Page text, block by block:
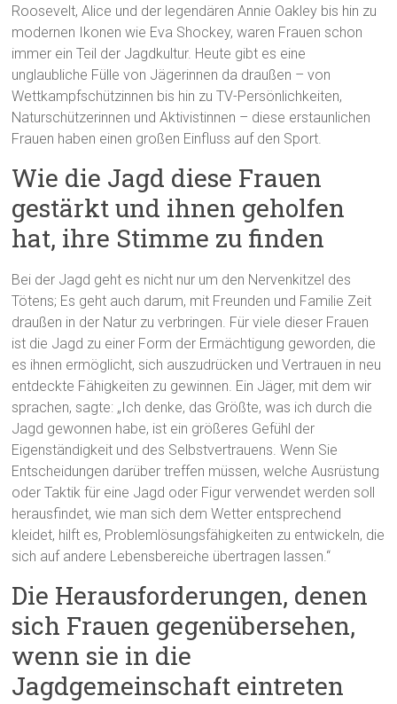
Roosevelt, Alice und der legendären Annie Oakley bis hin zu
modernen Ikonen wie Eva Shockey, waren Frauen schon
immer ein Teil der Jagdkultur. Heute gibt es eine
unglaubliche Fülle von Jägerinnen da draußen – von
Wettkampfschützinnen bis hin zu TV-Persönlichkeiten,
Naturschützerinnen und Aktivistinnen – diese erstaunlichen
Frauen haben einen großen Einfluss auf den Sport.
Wie die Jagd diese Frauen
gestärkt und ihnen geholfen
hat, ihre Stimme zu finden
Bei der Jagd geht es nicht nur um den Nervenkitzel des
Tötens; Es geht auch darum, mit Freunden und Familie Zeit
draußen in der Natur zu verbringen. Für viele dieser Frauen
ist die Jagd zu einer Form der Ermächtigung geworden, die
es ihnen ermöglicht, sich auszudrücken und Vertrauen in neu
entdeckte Fähigkeiten zu gewinnen. Ein Jäger, mit dem wir
sprachen, sagte: „Ich denke, das Größte, was ich durch die
Jagd gewonnen habe, ist ein größeres Gefühl der
Eigenständigkeit und des Selbstvertrauens. Wenn Sie
Entscheidungen darüber treffen müssen, welche Ausrüstung
oder Taktik für eine Jagd oder Figur verwendet werden soll
herausfindet, wie man sich dem Wetter entsprechend
kleidet, hilft es, Problemlösungsfähigkeiten zu entwickeln, die
sich auf andere Lebensbereiche übertragen lassen.“
Die Herausforderungen, denen
sich Frauen gegenübersehen,
wenn sie in die
Jagdgemeinschaft eintreten